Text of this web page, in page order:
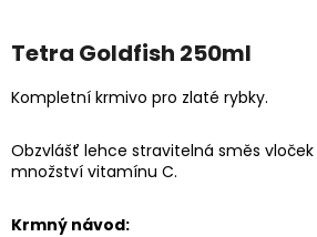
Tetra Goldfish 250ml
Kompletní krmivo pro zlaté rybky.
Obzvlášť lehce stravitelná směs
množství vitamínu C.
Krmný návod: